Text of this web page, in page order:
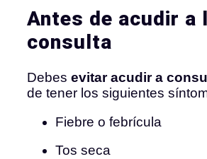
Antes de acudir a
consulta
Debes evitar acudir a
de tener los siguientes
Fiebre o febrícula
Tos seca